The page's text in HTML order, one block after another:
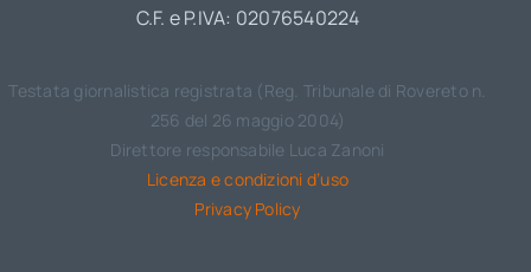
C.F. e P.IVA: 02076540224
Testata giornalistica registrata (Reg. Tribunale di Rovereto n.
256 del 26 maggio 2004)
Direttore responsabile Luca Zanoni
Licenza e condizioni d’uso
Privacy Policy